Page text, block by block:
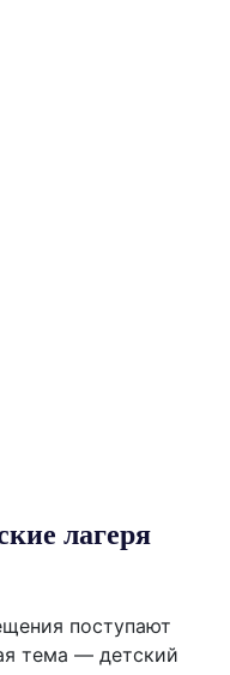
лагеря
поступают
тема — детский